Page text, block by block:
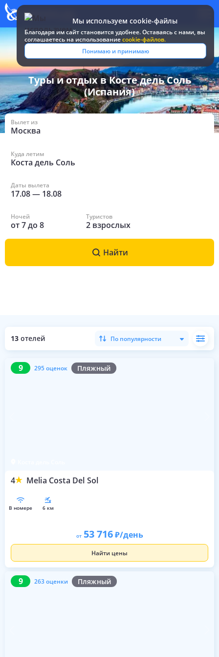
Мы используем cookie-файлы
Благодаря им сайт становится удобнее. Оставаясь c нами, вы
соглашаетесь на использованиеcookie-файлов.
Понимаю и принимаю
Все туры и путевки / Испания / в Косте дель Соль
Туры и отдых в Косте дель Соль
(Испания)
Вылет из
Москва
Куда летим
Коста дель Соль
Даты вылета
17.08— 18.08
Ночей
от7до 8
Туристов
2 взрослых
Найти
13 отелей По популярности
9 295 оценок Пляжный
4 Melia Costa Del Sol
9 295 оценок
в номере 6 км
от 53 716 /день
Найти цены
9 263 оценки Пляжный
9 263 оценки